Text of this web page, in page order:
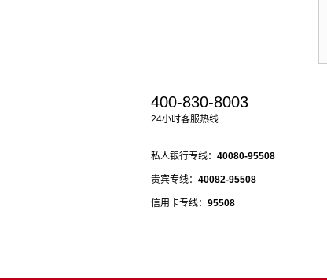
400-830-8003
24小时客服热线
私人银行专线： 40080-95508
贵宾专线： 40082-95508
信用卡专线： 95508